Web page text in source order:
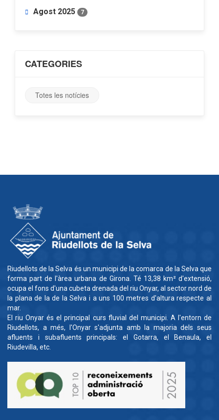
Agost 2025 7
CATEGORIES
Totes les notícies
Riudellots de la Selva és un municipi de la comarca de la Selva que
forma part de l'àrea urbana de Girona. Té 13,38 km² d'extensió,
ocupa el fons d'una cubeta drenada del riu Onyar, al sector nord de
la plana de la de la Selva i a uns 100 metres d'altura respecte al
mar.
El riu Onyar és el principal curs fluvial del municipi. A l'entorn de
Riudellots, a més, l'Onyar s'adjunta amb la majoria dels seus
afluents i subafluents principals: el Gotarra, el Benaula, el
Riudevilla, etc.